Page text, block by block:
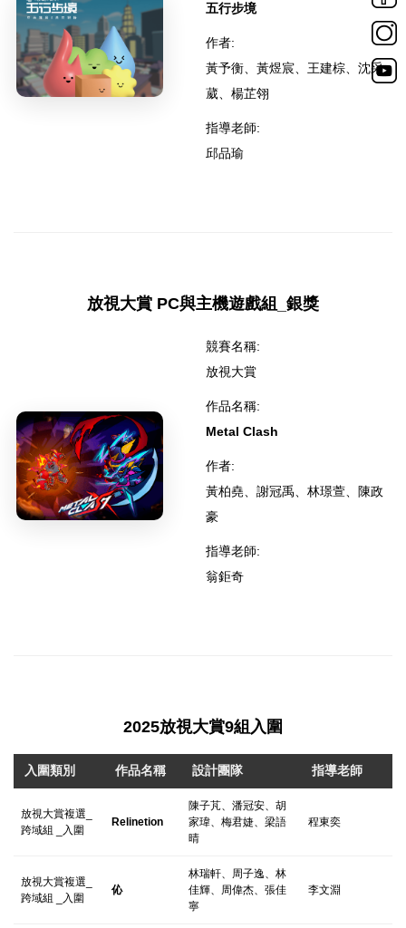
五行步境
作者:
黃予衡、黃煜宸、王建棕、沈采
葳、楊芷翎
指導老師:
邱品瑜
放視大賞 PC與主機遊戲組_銀獎
競賽名稱:
放視大賞
作品名稱:
Metal Clash
作者:
黃柏堯、謝冠禹、林璟萱、陳政
豪
指導老師:
翁鉅奇
2025放視大賞9組入圍
入圍類別 作品名稱 設計團隊 指導老師
放視大賞複選_
跨域組 _入圍
Relinetion
陳子芃、潘冠安、胡
家瑋、梅君婕、梁語
晴
程東奕
放視大賞複選_
跨域組 _入圍
伈
林瑞軒、周子逸、林
佳輝、周偉杰、張佳
寧
李文淵